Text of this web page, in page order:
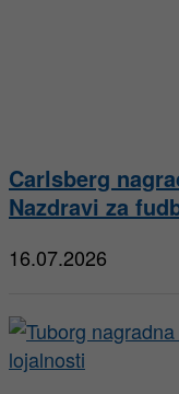
Carlsberg
Nazdravi za
16.07.2026